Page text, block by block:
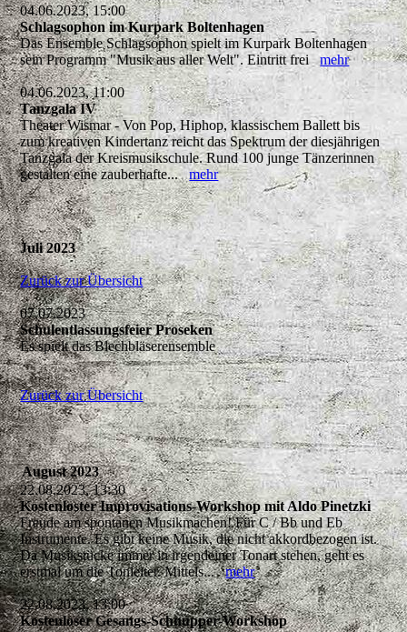
04.06.2023, 15:00
Schlagsophon im Kurpark Boltenhagen
Das Ensemble Schlagsophon spielt im Kurpark Boltenhagen
sein Programm "Musik aus aller Welt". Eintritt freimehr
04.06.2023, 11:00
Tanzgala IV
Theater Wismar - Von Pop, Hiphop, klassischem Ballett bis
zum kreativen Kindertanz reicht das Spektrum der diesjährigen
Tanzgala der Kreismusikschule. Rund 100 junge Tänzerinnen
gestalten eine zauberhafte...mehr
Juli 2023
Zurück zur Übersicht
07.07.2023
Schulentlassungsfeier Proseken
Es spielt das Blechbläserensemble
Zurück zur Übersicht
August 2023
22.08.2023, 13:30
Kostenloster Improvisations-Workshop mit Aldo Pinetzki
Freude am spontanen Musikmachen! Für C / Bb und Eb
Instrumente. Es gibt keine Musik, die nicht akkordbezogen ist.
Da Musikstücke immer in irgendeiner Tonart stehen, geht es
erstmal um die Tonleiter. Mittels...mehr
22.08.2023, 13:00
Kostenloser Gesangs-Schnupper-Workshop